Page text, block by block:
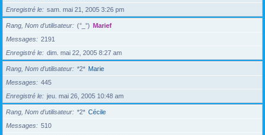
Enregistré le
sam. mai 21, 2005 3:26 pm
Rang, Nom d’utilisateur (°_°) Marief
Messages
2191
Enregistré le
dim. mai 22, 2005 8:27 am
Rang, Nom d’utilisateur *2* Marie
Messages
445
Enregistré le
jeu. mai 26, 2005 10:48 am
Rang, Nom d’utilisateur *2* Cécile
Messages
510